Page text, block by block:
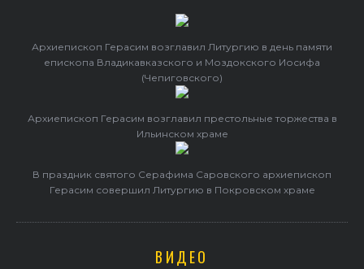
Архиепископ Герасим возглавил Литургию в день памяти
епископа Владикавказского и Моздокского Иосифа
(Чепиговского)
Архиепископ Герасим возглавил престольные торжества в
Ильинском храме
В праздник святого Серафима Саровского архиепископ
Герасим совершил Литургию в Покровском храме
ВИДЕО